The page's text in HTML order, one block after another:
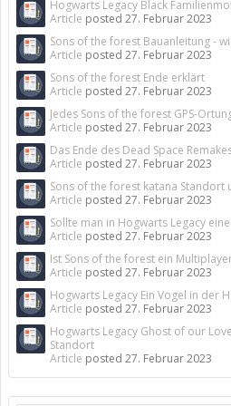
Hogwarts Legacy Black
Article posted 27. Februar 2023
Sons of the forest Bauanleitung -
Article posted 27. Februar 2023
Sons of the forest Ende erklärt
Article posted 27. Februar 2023
Jedes Sons of the forest GPS-
Article posted 27. Februar 2023
Das Ende des Dead Space
Article posted 27. Februar 2023
Sons of the forest katana Standort
Article posted 27. Februar 2023
Sollte man in Hogwarts Legacy
Article posted 27. Februar 2023
Ist Sons of the forest ein
Article posted 27. Februar 2023
Hogwarts Legacy Ein Vogel in der
Article posted 27. Februar 2023
Hogwarts Legacy Ghost of our
Standort
Article posted 27. Februar 2023